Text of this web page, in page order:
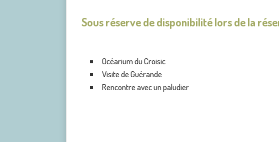
Sous réserve de disponibilité lors de la
Océarium du Croisic
Visite de Guérande
Rencontre avec un paludier